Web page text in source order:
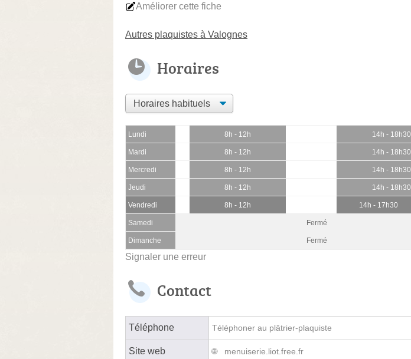
Améliorer cette fiche
Autres plaquistes à Valognes
Horaires
Lundi 8h - 12h 14h - 18h30
Mardi 8h - 12h 14h - 18h30
Mercredi 8h - 12h 14h - 18h30
Jeudi 8h - 12h 14h - 18h30
Vendredi 8h - 12h 14h - 17h30
Samedi Fermé
Dimanche Fermé
Signaler une erreur
Contact
Téléphone Téléphoner au plâtrier-plaquiste
Site web menuiserie.liot.free.fr